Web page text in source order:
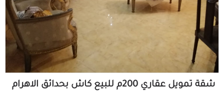
شقة تمويل عقاري 200م للبيع كاش بحدائق الاهرام